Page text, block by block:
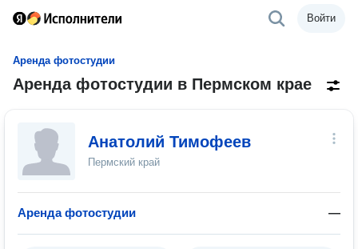
Войти
Аренда фотостудии
Аренда фотостудии в Пермском крае
Анатолий Тимофеев
Пермский край
Аренда фотостудии —